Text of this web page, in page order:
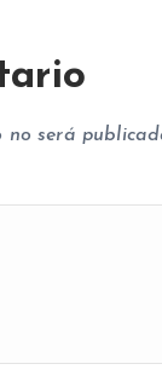
no será